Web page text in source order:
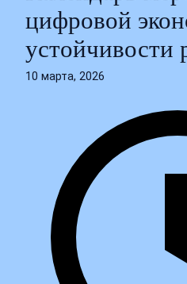
цифровой
устойчивости
10 марта, 2026